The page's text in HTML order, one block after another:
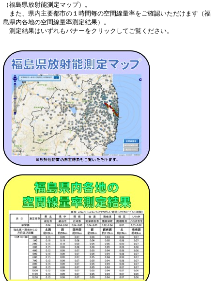
（福島県放射能測定マップ）。
また、県内主要都市の１時間毎の空間線量率をご確認いただけます（福
島県内各地の空間線量率測定結果）。
測定結果はいずれもバナーをクリックしてご覧ください。